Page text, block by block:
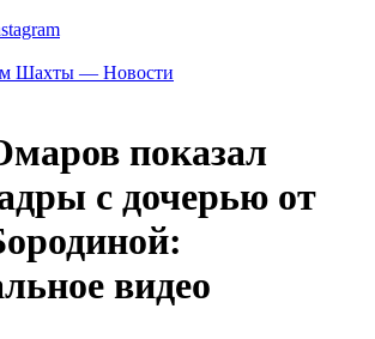
показал
с дочерью от
видео